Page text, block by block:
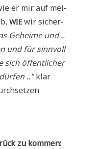
er mir auf mei­
WIE wir sicher­
Gehei­me und ..
und für sinn­voll
sich öffent­li­cher
.."klar
zu kommen: